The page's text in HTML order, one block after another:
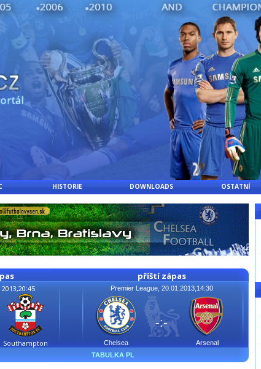
HISTORIE DOWNLOADS OSTATNÍ
Southampton
příští zápas
Premier League, 20.01.2013,14:30
Chelsea Arsenal
-:-
TABULKA PL